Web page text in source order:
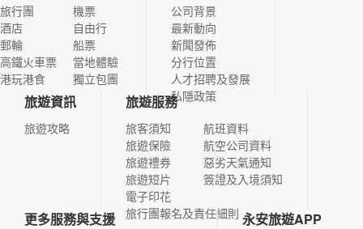
旅行團
酒店
郵輪
高鐵火車票
港玩港食
機票
自由行
船票
當地體驗
獨立包團
公司背景
最新動向
新聞發佈
分行位置
人才招聘及發展
私隱政策
旅遊資訊
旅遊攻略
旅遊服務
旅客須知
旅遊保險
旅遊禮券
旅遊短片
電子印花
航班資料
航空公司資料
惡劣天氣通知
簽證及入境須知
旅行團報名及責任細則
更多服務與支援 永安旅遊APP